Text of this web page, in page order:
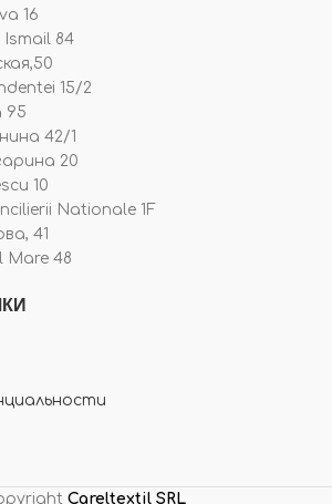
16
Ismail 84
15/2
95
42/1
20
10
Nationale 1F
41
Mare 48
Careltextil SRL